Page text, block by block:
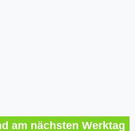
am nächsten Werktag